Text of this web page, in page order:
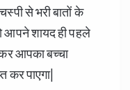
से भरी बातों के
आपने शायद ही पहले
कर आपका बच्चा
कर पाएगा|